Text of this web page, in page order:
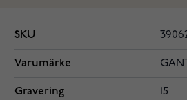
SKU
Varumärke
Gravering 15